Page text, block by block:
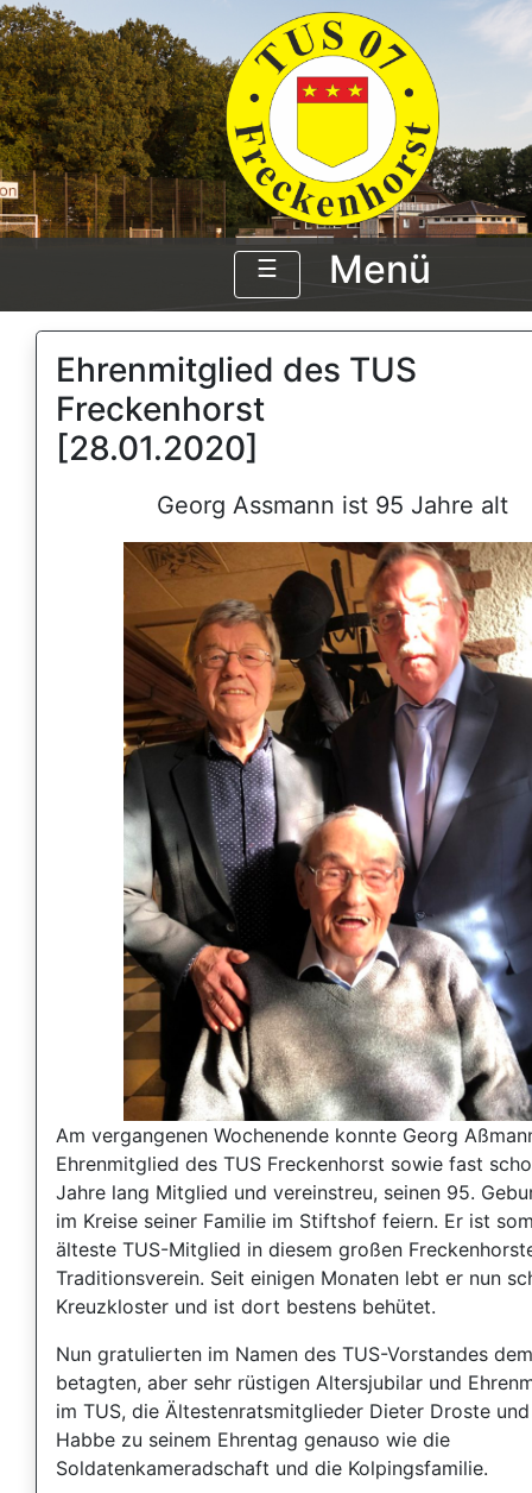
☰ Menü
Ehrenmitglied des TUS
Freckenhorst
[28.01.2020]
Georg Assmann ist 95 Jahre alt
Am vergangenen Wochenende konnte Georg
Ehrenmitglied des TUS Freckenhorst sowie fast
Jahre lang Mitglied und vereinstreu, seinen 95.
im Kreise seiner Familie im Stiftshof feiern. Er ist
älteste TUS-Mitglied in diesem großen
Traditionsverein. Seit einigen Monaten lebt er nun
Kreuzkloster und ist dort bestens behütet.
Nun gratulierten im Namen des TUS-Vorstandes dem
betagten, aber sehr rüstigen Altersjubilar und
im TUS, die Ältestenratsmitglieder Dieter Droste
Habbe zu seinem Ehrentag genauso wie die
Soldatenkameradschaft und die Kolpingsfamilie.